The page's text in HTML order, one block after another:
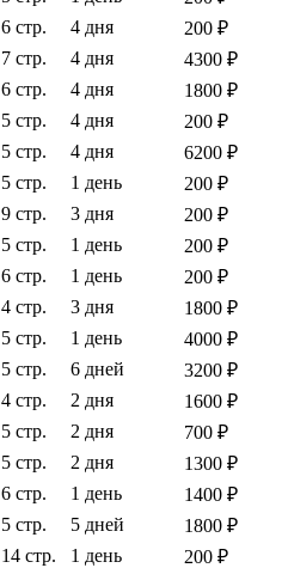
6 стр. 4 дня
200 ₽
7 стр. 4 дня
4300 ₽
6 стр. 4 дня
1800 ₽
5 стр. 4 дня
200 ₽
5 стр. 4 дня
6200 ₽
5 стр. 1 день
200 ₽
9 стр. 3 дня
200 ₽
5 стр. 1 день
200 ₽
6 стр. 1 день
200 ₽
4 стр. 3 дня
1800 ₽
5 стр. 1 день
4000 ₽
5 стр. 6 дней
3200 ₽
4 стр. 2 дня
1600 ₽
5 стр. 2 дня
700 ₽
5 стр. 2 дня
1300 ₽
6 стр. 1 день
1400 ₽
5 стр. 5 дней
1800 ₽
14 стр. 1 день
200 ₽